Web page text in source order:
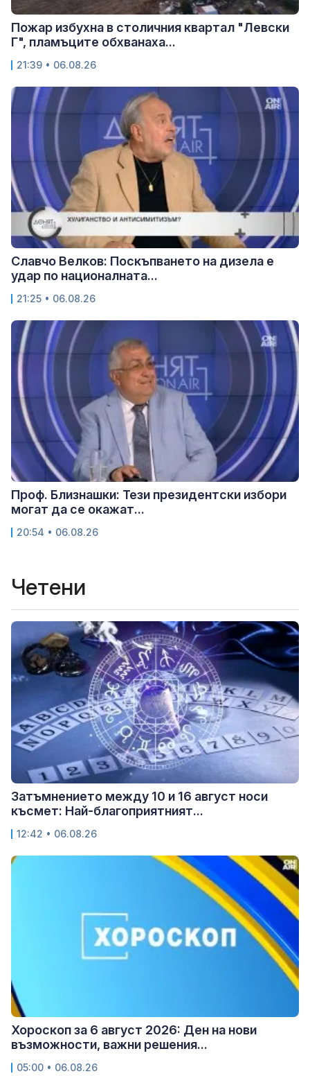
Пожар избухна в столичния квартал "Левски
Г", пламъците обхванаха...
21:39 • 06.08.26
Славчо Велков: Поскъпването на дизела е
удар по националната...
21:25 • 06.08.26
Проф. Близнашки: Тези президентски избори
могат да се окажат...
20:54 • 06.08.26
Четени
Затъмнението между 10 и 16 август носи
късмет: Най-благоприятният...
12:42 • 06.08.26
Хороскоп за 6 август 2026: Ден на нови
възможности, важни решения...
05:00 • 06.08.26